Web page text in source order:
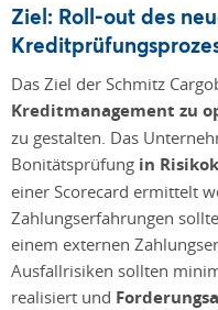
Ziel: Roll-out des
Das Ziel der Schmitz
Kreditmanagement zu
zu gestalten. Das
Bonitätsprüfung in
einer Scorecard ermittelt
Zahlungserfahrungen
einem externen
Ausfallrisiken sollten
realisiert und